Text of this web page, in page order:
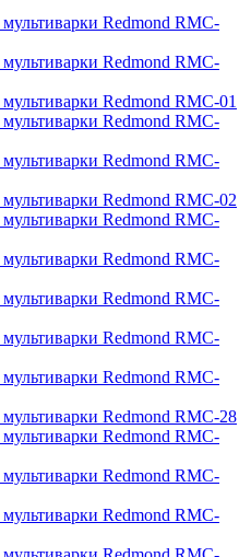
мультиварки Redmond RMC-
мультиварки Redmond RMC-
мультиварки Redmond RMC-01
мультиварки Redmond RMC-
мультиварки Redmond RMC-
мультиварки Redmond RMC-02
мультиварки Redmond RMC-
мультиварки Redmond RMC-
мультиварки Redmond RMC-
мультиварки Redmond RMC-
мультиварки Redmond RMC-
мультиварки Redmond RMC-28
мультиварки Redmond RMC-
мультиварки Redmond RMC-
мультиварки Redmond RMC-